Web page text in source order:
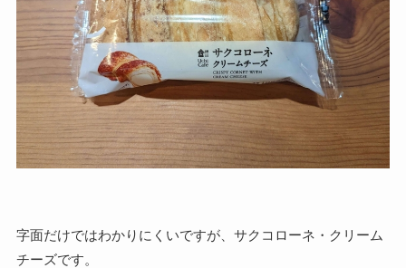
字面だけではわかりにくいですが、サクコローネ・クリーム
チーズです。